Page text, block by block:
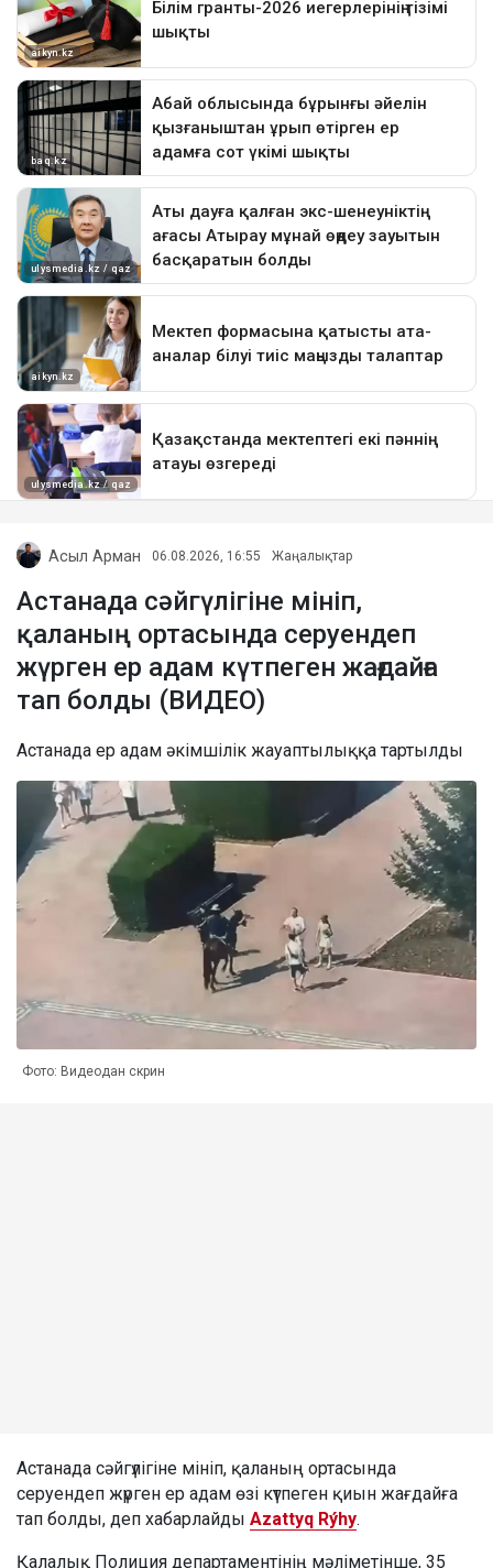
Асыл Арман 06.08.2026, 16:55 Жаңалықтар
Астанада сәйгүлігіне мініп,
қаланың ортасында серуендеп
жүрген ер адам күтпеген жағдайға
тап болды (ВИДЕО)
Астанада ер адам әкімшілік жауаптылыққа тартылды
Фото: Видеодан скрин
Астанада сәйгүлігіне мініп, қаланың ортасында
серуендеп жүрген ер адам өзі күтпеген қиын жағдайға
тап болды, деп хабарлайды Azattyq Rýhy.
Қалалық Полиция департаментінің мәліметінше, 35